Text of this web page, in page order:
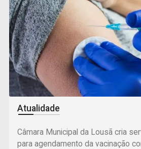
Atualidade
Câmara Municipal da Lousã cria
para agendamento da vacinação